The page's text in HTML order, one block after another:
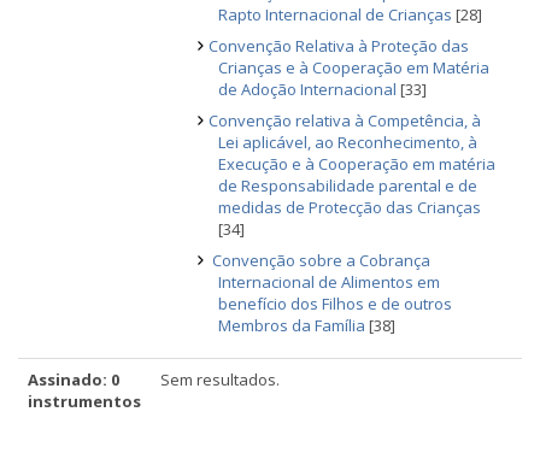
Rapto Internacional de Crianças [28]
Convenção Relativa à Proteção das
Crianças e à Cooperação em Matéria
de Adoção Internacional [33]
Convenção relativa à Competência, à
Lei aplicável, ao Reconhecimento, à
Execução e à Cooperação em matéria
de Responsabilidade parental e de
medidas de Protecção das Crianças
[34]
Convenção sobre a Cobrança
Internacional de Alimentos em
benefício dos Filhos e de outros
Membros da Família [38]
Assinado: 0
instrumentos
Sem resultados.